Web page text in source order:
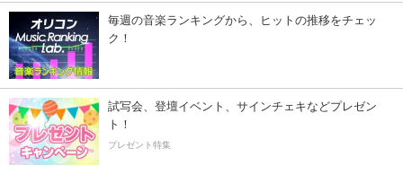
毎週の音楽ランキングから、ヒットの推移をチェッ
ク！
試写会、登壇イベント、サインチェキなどプレゼン
ト！
プレゼント特集